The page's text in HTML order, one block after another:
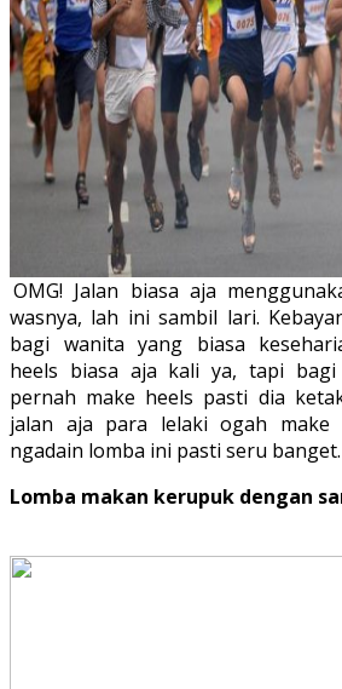
OMG! Jalan biasa aja
wasnya, lah ini sambil lari.
bagi wanita yang biasa
heels biasa aja kali ya, tapi
pernah make heels pasti dia
jalan aja para lelaki ogah make
ngadain lomba ini pasti seru banget.
Lomba makan kerupuk dengan